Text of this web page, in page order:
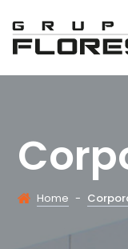
Home -